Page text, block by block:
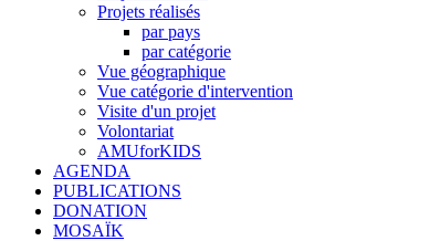
Projets réalisés
par pays
par catégorie
Vue géographique
Vue catégorie d'intervention
Visite d'un projet
Volontariat
AMUforKIDS
AGENDA
PUBLICATIONS
DONATION
MOSAÏK